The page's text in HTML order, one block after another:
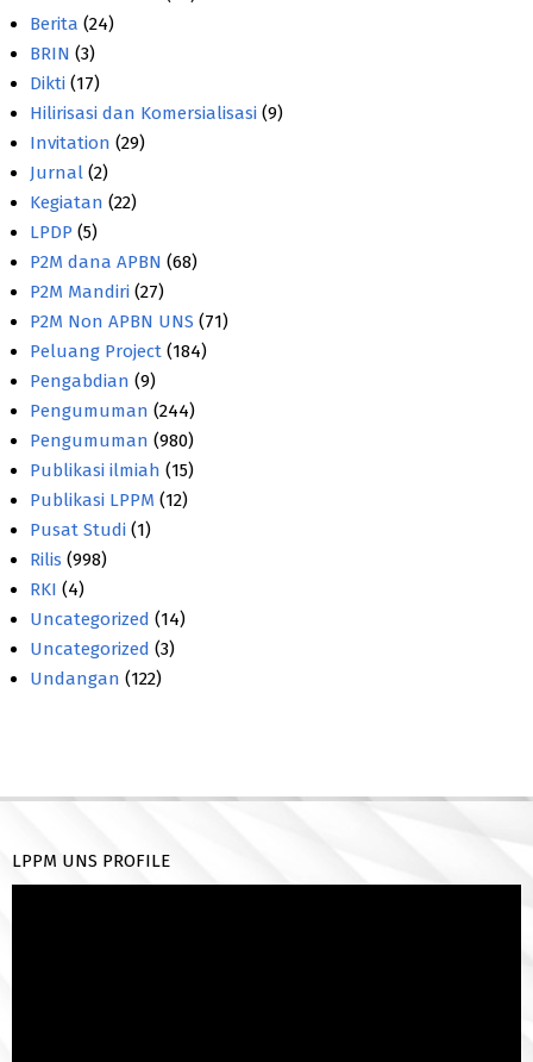
Berita (24)
BRIN (3)
Dikti (17)
Hilirisasi dan Komersialisasi (9)
Invitation (29)
Jurnal (2)
Kegiatan (22)
LPDP (5)
P2M dana APBN (68)
P2M Mandiri (27)
P2M Non APBN UNS (71)
Peluang Project (184)
Pengabdian (9)
Pengumuman (244)
Pengumuman (980)
Publikasi ilmiah (15)
Publikasi LPPM (12)
Pusat Studi (1)
Rilis (998)
RKI (4)
Uncategorized (14)
Uncategorized (3)
Undangan (122)
LPPM UNS PROFILE